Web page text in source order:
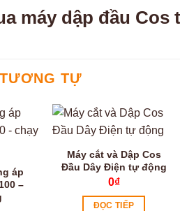
máy dập đầu Cos
TỰ
áp
–
Máy cắt và Dập Cos
Đầu Dây Điện tự động
0₫
ĐỌC TIẾP